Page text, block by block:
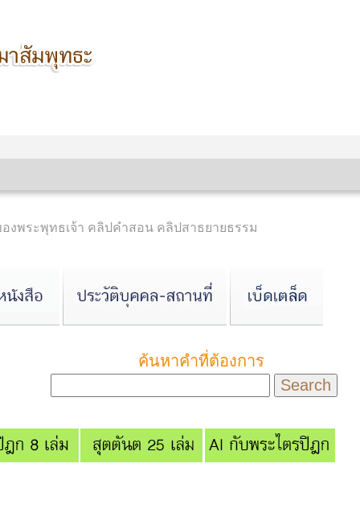
งพระพุทธเจ้า คลิปคำสอน คลิปสาธยายธรรม
ค้นหาคำที่ต้องการ